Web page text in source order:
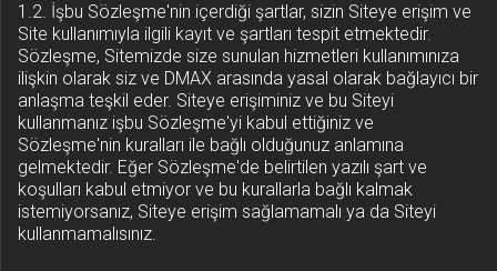
1.2. İşbu Sözleşme'nin içerdiği şartlar, sizin Siteye erişim ve
Site kullanımıyla ilgili kayıt ve şartları tespit etmektedir.
Sözleşme, Sitemizde size sunulan hizmetleri kullanımınıza
ilişkin olarak siz ve DMAX arasında yasal olarak bağlayıcı bir
anlaşma teşkil eder. Siteye erişiminiz ve bu Siteyi
kullanmanız işbu Sözleşme'yi kabul ettiğiniz ve
Sözleşme'nin kuralları ile bağlı olduğunuz anlamına
gelmektedir. Eğer Sözleşme'de belirtilen yazılı şart ve
koşulları kabul etmiyor ve bu kurallarla bağlı kalmak
istemiyorsanız, Siteye erişim sağlamamalı ya da Siteyi
kullanmamalısınız.